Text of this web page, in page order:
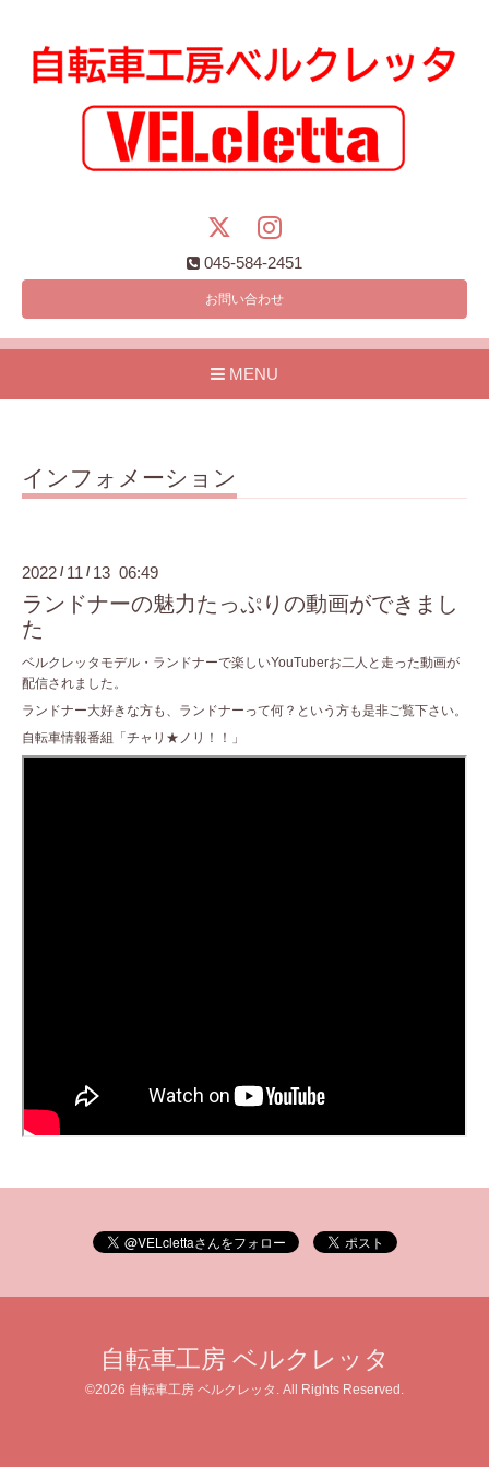
045-584-2451
お問い合わせ
MENU
インフォメーション
2022 / 11 / 13 06:49
ランドナーの魅力たっぷりの動画ができまし
た
ベルクレッタモデル・ランドナーで楽しいYouTuberお二人と走った動画が
配信されました。
ランドナー大好きな方も、ランドナーって何？という方も是非ご覧下さい。
自転車情報番組「チャリ★ノリ！！」
自転車工房 ベルクレッタ
©2026 自転車工房 ベルクレッタ . All Rights Reserved.